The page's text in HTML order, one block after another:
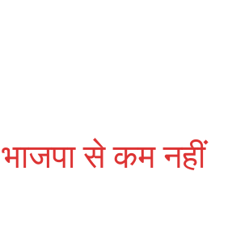
से कम नहीं